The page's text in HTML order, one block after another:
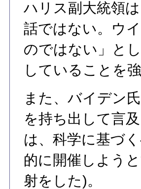
ハリス副大統領
話ではない。ウ
のではない」と
していることを
また、バイデン
を持ち出して言
は、科学に基づ
的に開催しよう
射をした)。